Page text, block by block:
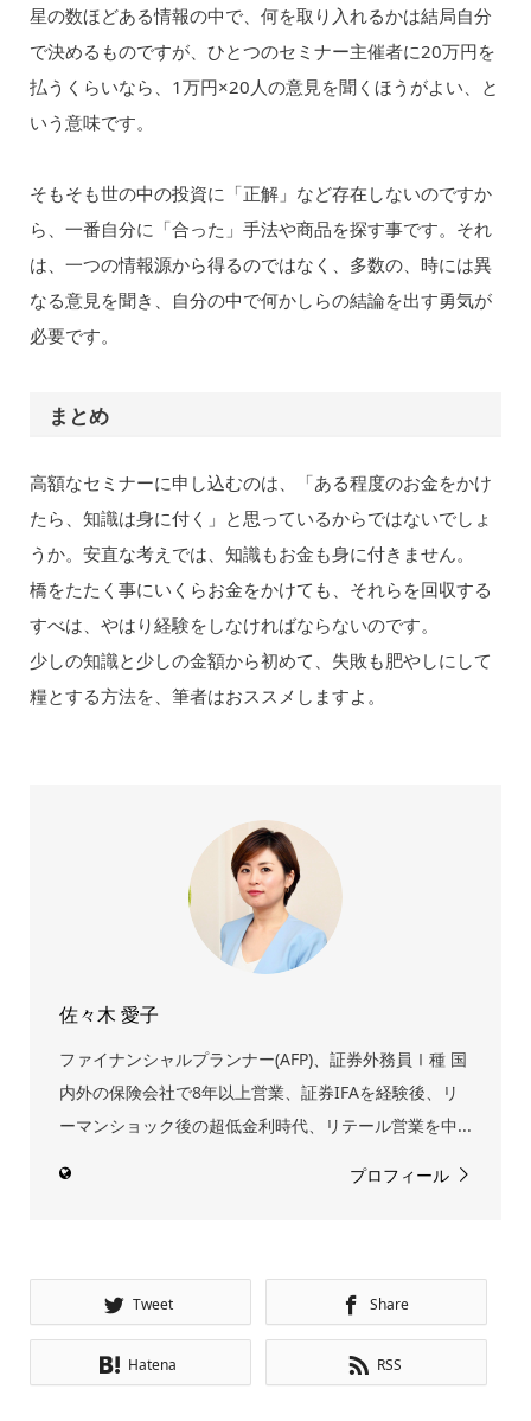
星の数ほどある情報の中で、何を取り入れるかは結局自分
で決めるものですが、ひとつのセミナー主催者に20万円を
払うくらいなら、1万円×20人の意見を聞くほうがよい、と
いう意味です。
そもそも世の中の投資に「正解」など存在しないのですか
ら、一番自分に「合った」手法や商品を探す事です。それ
は、一つの情報源から得るのではなく、多数の、時には異
なる意見を聞き、自分の中で何かしらの結論を出す勇気が
必要です。
まとめ
高額なセミナーに申し込むのは、「ある程度のお金をかけ
たら、知識は身に付く」と思っているからではないでしょ
うか。安直な考えでは、知識もお金も身に付きません。
橋をたたく事にいくらお金をかけても、それらを回収する
すべは、やはり経験をしなければならないのです。
少しの知識と少しの金額から初めて、失敗も肥やしにして
糧とする方法を、筆者はおススメしますよ。
佐々木 愛子
ファイナンシャルプランナー(AFP)、証券外務員Ⅰ種 国
内外の保険会社で8年以上営業、証券IFAを経験後、リ
ーマンショック後の超低金利時代、リテール営業を中...
プロフィール
Tweet Share
Hatena RSS